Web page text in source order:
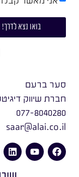
בואו נצא לדרך!
סער ברעם
חברת שיווק
077-8040280
saar@alai.co.il